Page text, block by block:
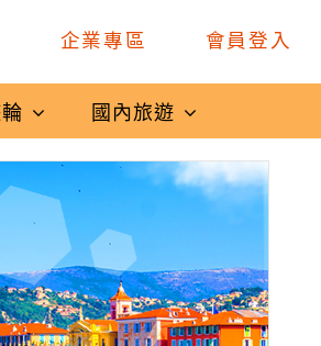
企業專區 會員登入
國內旅遊